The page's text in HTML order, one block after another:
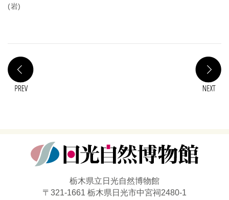
(岩)
栃木県立日光自然博物館
〒321-1661 栃木県日光市中宮祠2480-1